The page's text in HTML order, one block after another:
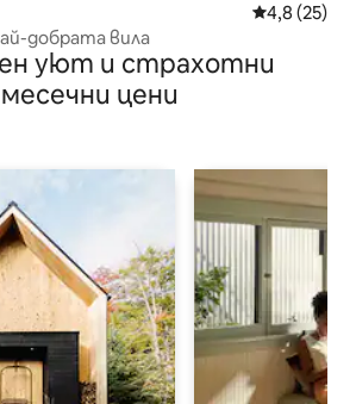
Средна
4,8 (25)
добрата вила
уют и страхотни
месечни цени